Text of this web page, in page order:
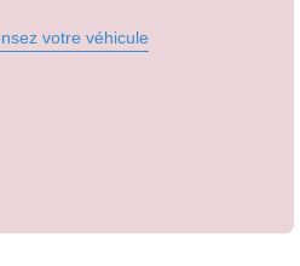
votre véhicule